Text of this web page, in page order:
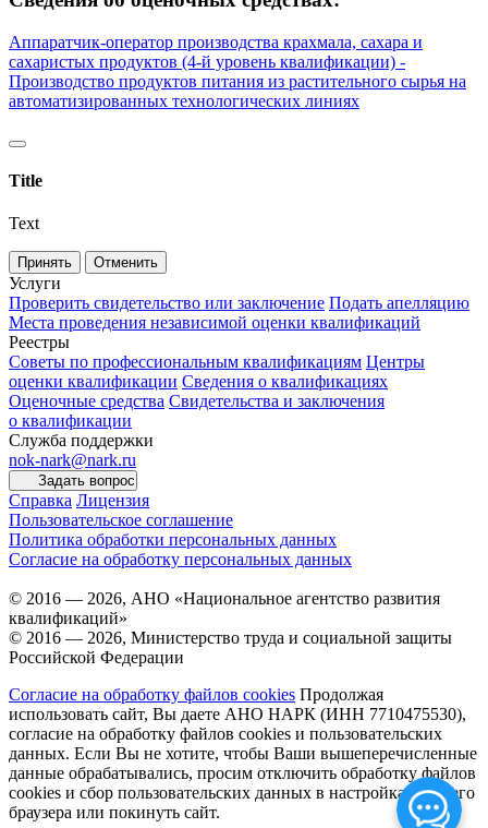
Аппаратчик-оператор производства крахмала, сахара и
сахаристых продуктов (4-й уровень квалификации) -
Производство продуктов питания из растительного сырья на
автоматизированных технологических линиях
Title
Text
Принять Отменить
Услуги
Проверить свидетельство или заключение Подать апелляцию
Места проведения независимой оценки квалификаций
Реестры
Советы по профессиональным квалификациям Центры
оценки квалификации Сведения о квалификациях
Оценочные средства Свидетельства и заключения
о квалификации
Служба поддержки
nok-nark@nark.ru
Задать вопрос
Справка Лицензия
Пользовательское соглашение
Политика обработки персональных данных
Согласие на обработку персональных данных
© 2016 — 2026, АНО «Национальное агентство развития
квалификаций»
© 2016 — 2026, Министерство труда и социальной защиты
Российской Федерации
Согласие на обработку файлов cookies Продолжая
использовать сайт, Вы даете АНО НАРК (ИНН 7710475530),
согласие на обработку файлов cookies и пользовательских
данных. Если Вы не хотите, чтобы Ваши вышеперечисленные
данные обрабатывались, просим отключить обработку файлов
cookies и сбор пользовательских данных в настройках Вашего
браузера или покинуть сайт.